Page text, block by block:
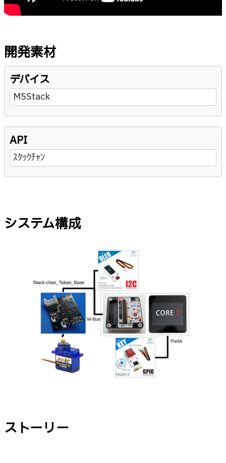
開発素材
デバイス
M5Stack
API
ｽﾀｯｸﾁｬﾝ
システム構成
ストーリー